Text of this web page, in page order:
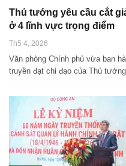
Thủ tướng yêu cầu cắt
ở 4 lĩnh vực trọng điểm
Th5 4, 2026
Văn phòng Chính phủ vừa ban
truyền đạt chỉ đạo của Thủ